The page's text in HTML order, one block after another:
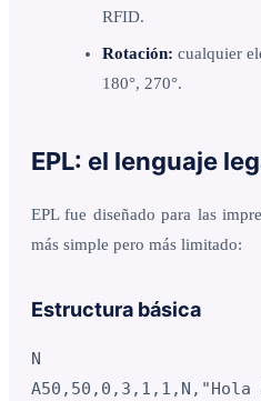
RFID.
Rotación: cualquier
180°, 270°.
EPL: el lenguaje
EPL fue diseñado para las
más simple pero más limitado:
Estructura básica
N
A50,50,0,3,1,1,N,"Hola